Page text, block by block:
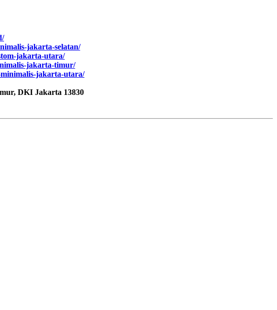
jakarta-selatan/
jakarta-utara/
jakarta-timur/
jakarta-utara/
DKI Jakarta 13830